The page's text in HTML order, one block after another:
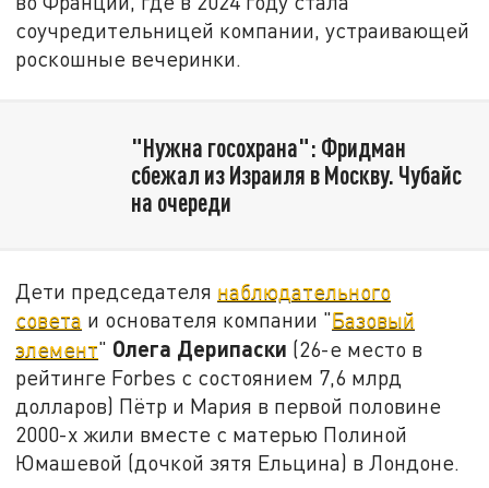
соучредительницей компании, устраивающей
роскошные вечеринки.
"Нужна госохрана": Фридман
сбежал из Израиля в Москву. Чубайс
на очереди
Дети председателя наблюдательного
совета и основателя компании "Базовый
элемент" Олега Дерипаски (26-е место в
рейтинге Forbes с состоянием 7,6 млрд
долларов) Пётр и Мария в первой половине
2000-х жили вместе с матерью Полиной
Юмашевой (дочкой зятя Ельцина) в Лондоне.